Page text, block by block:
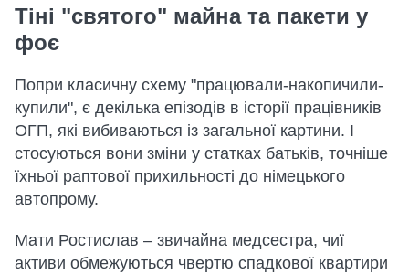
Тіні "святого" майна та пакети у
фоє
Попри класичну схему "працювали-накопичили-
купили", є декілька епізодів в історії працівників
ОГП, які вибиваються із загальної картини. І
стосуються вони зміни у статках батьків, точніше
їхньої раптової прихильності до німецького
автопрому.
Мати Ростислав – звичайна медсестра, чиї
активи обмежуються чвертю спадкової квартири